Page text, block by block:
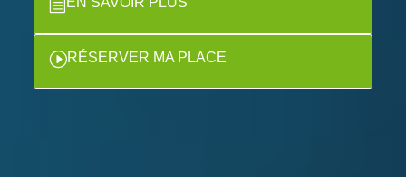
IRÉSERVER MA PLACE